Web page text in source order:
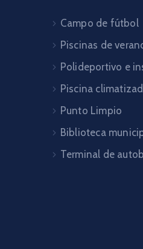
Campo de fútbol
Piscinas de
Polideportivo e
Piscina
Punto Limpio
Biblioteca
Terminal de